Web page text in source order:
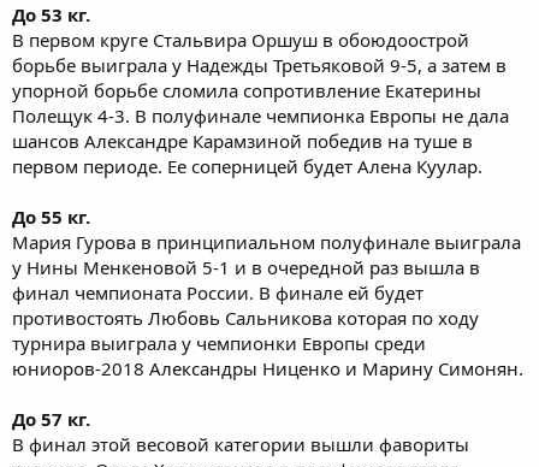
До 53 кг.
В первом круге Стальвира Оршуш в обоюдоострой
борьбе выиграла у Надежды Третьяковой 9-5, а затем в
упорной борьбе сломила сопротивление Екатерины
Полещук 4-3. В полуфинале чемпионка Европы не дала
шансов Александре Карамзиной победив на туше в
первом периоде. Ее соперницей будет Алена Куулар.
До 55 кг.
Мария Гурова в принципиальном полуфинале выиграла
у Нины Менкеновой 5-1 и в очередной раз вышла в
финал чемпионата России. В финале ей будет
противостоять Любовь Сальникова которая по ходу
турнира выиграла у чемпионки Европы среди
юниоров-2018 Александры Ниценко и Марину Симонян.
До 57 кг.
В финал этой весовой категории вышли фавориты